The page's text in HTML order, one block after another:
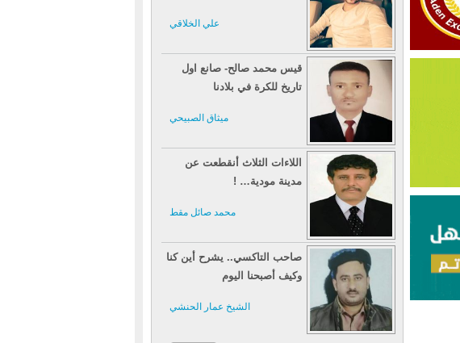
علي الخلاقي
قيس محمد صالح- صانع اول
تاريخ للكرة في بلادنا
ميثاق الصبيحي
اللاءات الثلاث أنقطعت عن
مدينة مودية… !
محمد صائل مقط
صاحب التاكسي.. يشرح أين كنا
وكيف أصبحنا اليوم
الشيخ عمار الحنشي